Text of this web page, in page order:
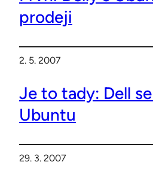
prodeji
2. 5. 2007
Je to tady: Dell
Ubuntu
29. 3. 2007